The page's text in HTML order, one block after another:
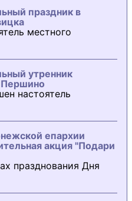
праздник в
местного
утренник
Першино
настоятель
епархии
акция "Подари
празднования Дня